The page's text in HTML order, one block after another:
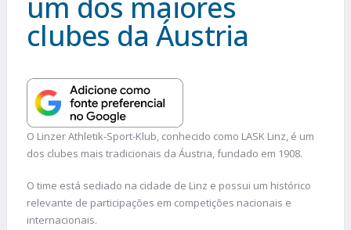
clubes da Áustria
O Linzer Athletik-Sport-Klub, conhecido como LASK Linz, é um
dos clubes mais tradicionais da Áustria, fundado em 1908.
O time está sediado na cidade de Linz e possui um histórico
relevante de participações em competições nacionais e
internacionais.